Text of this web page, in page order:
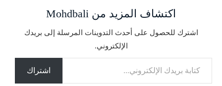
ي
ل
اكتشاف المزيد من Mohdbali
اشترك للحصول على أحدث التدوينات المرسلة إلى بريدك
الإلكتروني.
كتابة بريدك الإلكتروني...
اشتراك